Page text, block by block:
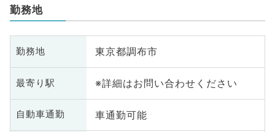
勤務地
勤務地 東京都調布市
最寄り駅 ※詳細はお問い合わせください
自動車通勤 車通勤可能